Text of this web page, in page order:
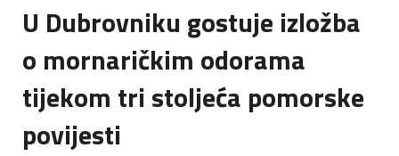
U Dubrovniku gostuje izložba
o mornaričkim odorama
tijekom tri stoljeća pomorske
povijesti